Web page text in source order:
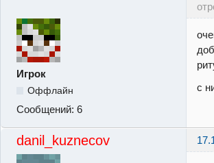
Игрок
Оффлайн
Сообщений: 6
с
danil_kuznecov